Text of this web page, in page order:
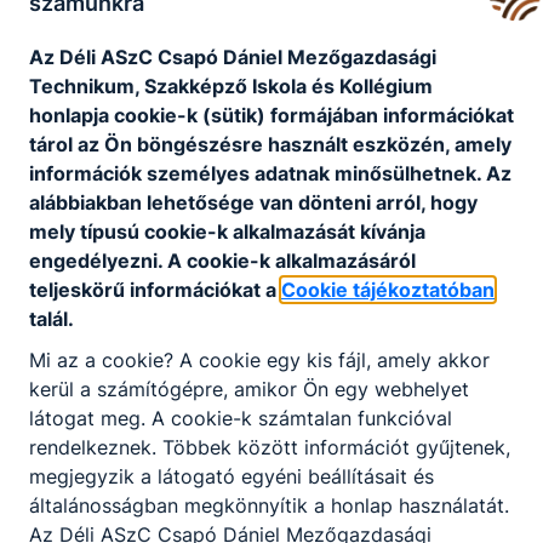
horvathzs@csaposuli.
hu
Tanüzem
Katus József
telepvezető
Tanüzem
Klézli Emili
Erzsébet
kertész
Az Déli ASzC Csapó Dániel Mezőgazdasági
Technikum, Szakképző Iskola és Kollégium
honlapja cookie-k (sütik) formájában információkat
tárol az Ön böngészésre használt eszközén, amely
információk személyes adatnak minősülhetnek. Az
alábbiakban lehetősége van dönteni arról, hogy
mely típusú cookie-k alkalmazását kívánja
engedélyezni. A cookie-k alkalmazásáról
teljeskörű információkat a Cookie tájékoztatóban
talál.
Mi az a cookie? A cookie egy kis fájl, amely akkor
kerül a számítógépre, amikor Ön egy webhelyet
látogat meg. A cookie-k számtalan funkcióval
rendelkeznek. Többek között információt gyűjtenek,
megjegyzik a látogató egyéni beállításait és
általánosságban megkönnyítik a honlap használatát.
Az Déli ASzC Csapó Dániel Mezőgazdasági